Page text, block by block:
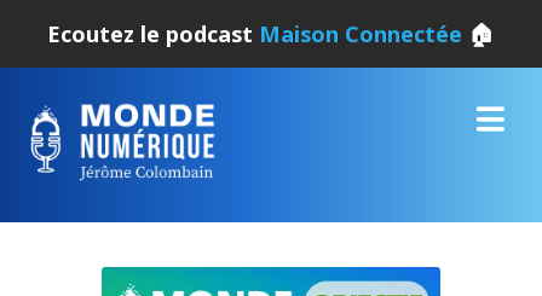
Ecoutez le podcast Maison Connectée 🏠